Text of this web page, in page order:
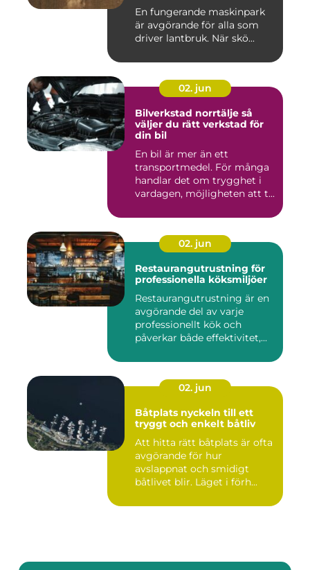
En fungerande maskinpark
är avgörande för alla som
driver lantbruk. När skö...
02. jun
Bilverkstad norrtälje så
väljer du rätt verkstad för
din bil
En bil är mer än ett
transportmedel. För många
handlar det om trygghet i
vardagen, möjligheten att t...
02. jun
Restaurangutrustning för
professionella köksmiljöer
Restaurangutrustning är en
avgörande del av varje
professionellt kök och
påverkar både effektivitet,...
02. jun
Båtplats nyckeln till ett
tryggt och enkelt båtliv
Att hitta rätt båtplats är ofta
avgörande för hur
avslappnat och smidigt
båtlivet blir. Läget i förh...